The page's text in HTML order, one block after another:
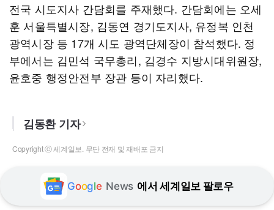
전국 시도지사 간담회를 주재했다. 간담회에는 오세
훈 서울특별시장, 김동연 경기도지사, 유정복 인천
광역시장 등 17개 시도 광역단체장이 참석했다. 정
부에서는 김민석 국무총리, 김경수 지방시대위원장,
윤호중 행정안전부 장관 등이 자리했다.
김동환 기자
Copyright ⓒ 세계일보. 무단 전재 및 재배포 금지
Google News 에서 세계일보 팔로우